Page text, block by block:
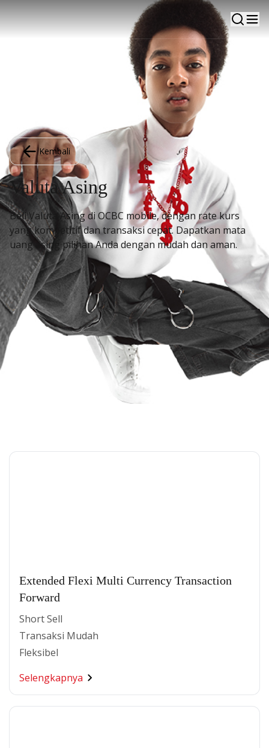
Kembali
Valuta Asing
Beli Valuta Asing di OCBC mobile, dengan rate kurs
yang kompetitif dan transaksi cepat. Dapatkan mata
uang asing pilihan Anda dengan mudah dan aman.
Extended Flexi Multi Currency Transaction
Forward
Short Sell
Transaksi Mudah
Fleksibel
Selengkapnya